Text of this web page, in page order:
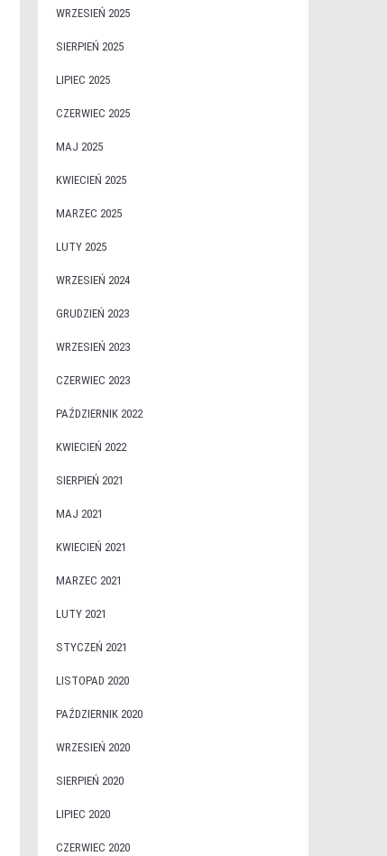
WRZESIEŃ 2025
SIERPIEŃ 2025
LIPIEC 2025
CZERWIEC 2025
MAJ 2025
KWIECIEŃ 2025
MARZEC 2025
LUTY 2025
WRZESIEŃ 2024
GRUDZIEŃ 2023
WRZESIEŃ 2023
CZERWIEC 2023
PAŹDZIERNIK 2022
KWIECIEŃ 2022
SIERPIEŃ 2021
MAJ 2021
KWIECIEŃ 2021
MARZEC 2021
LUTY 2021
STYCZEŃ 2021
LISTOPAD 2020
PAŹDZIERNIK 2020
WRZESIEŃ 2020
SIERPIEŃ 2020
LIPIEC 2020
CZERWIEC 2020